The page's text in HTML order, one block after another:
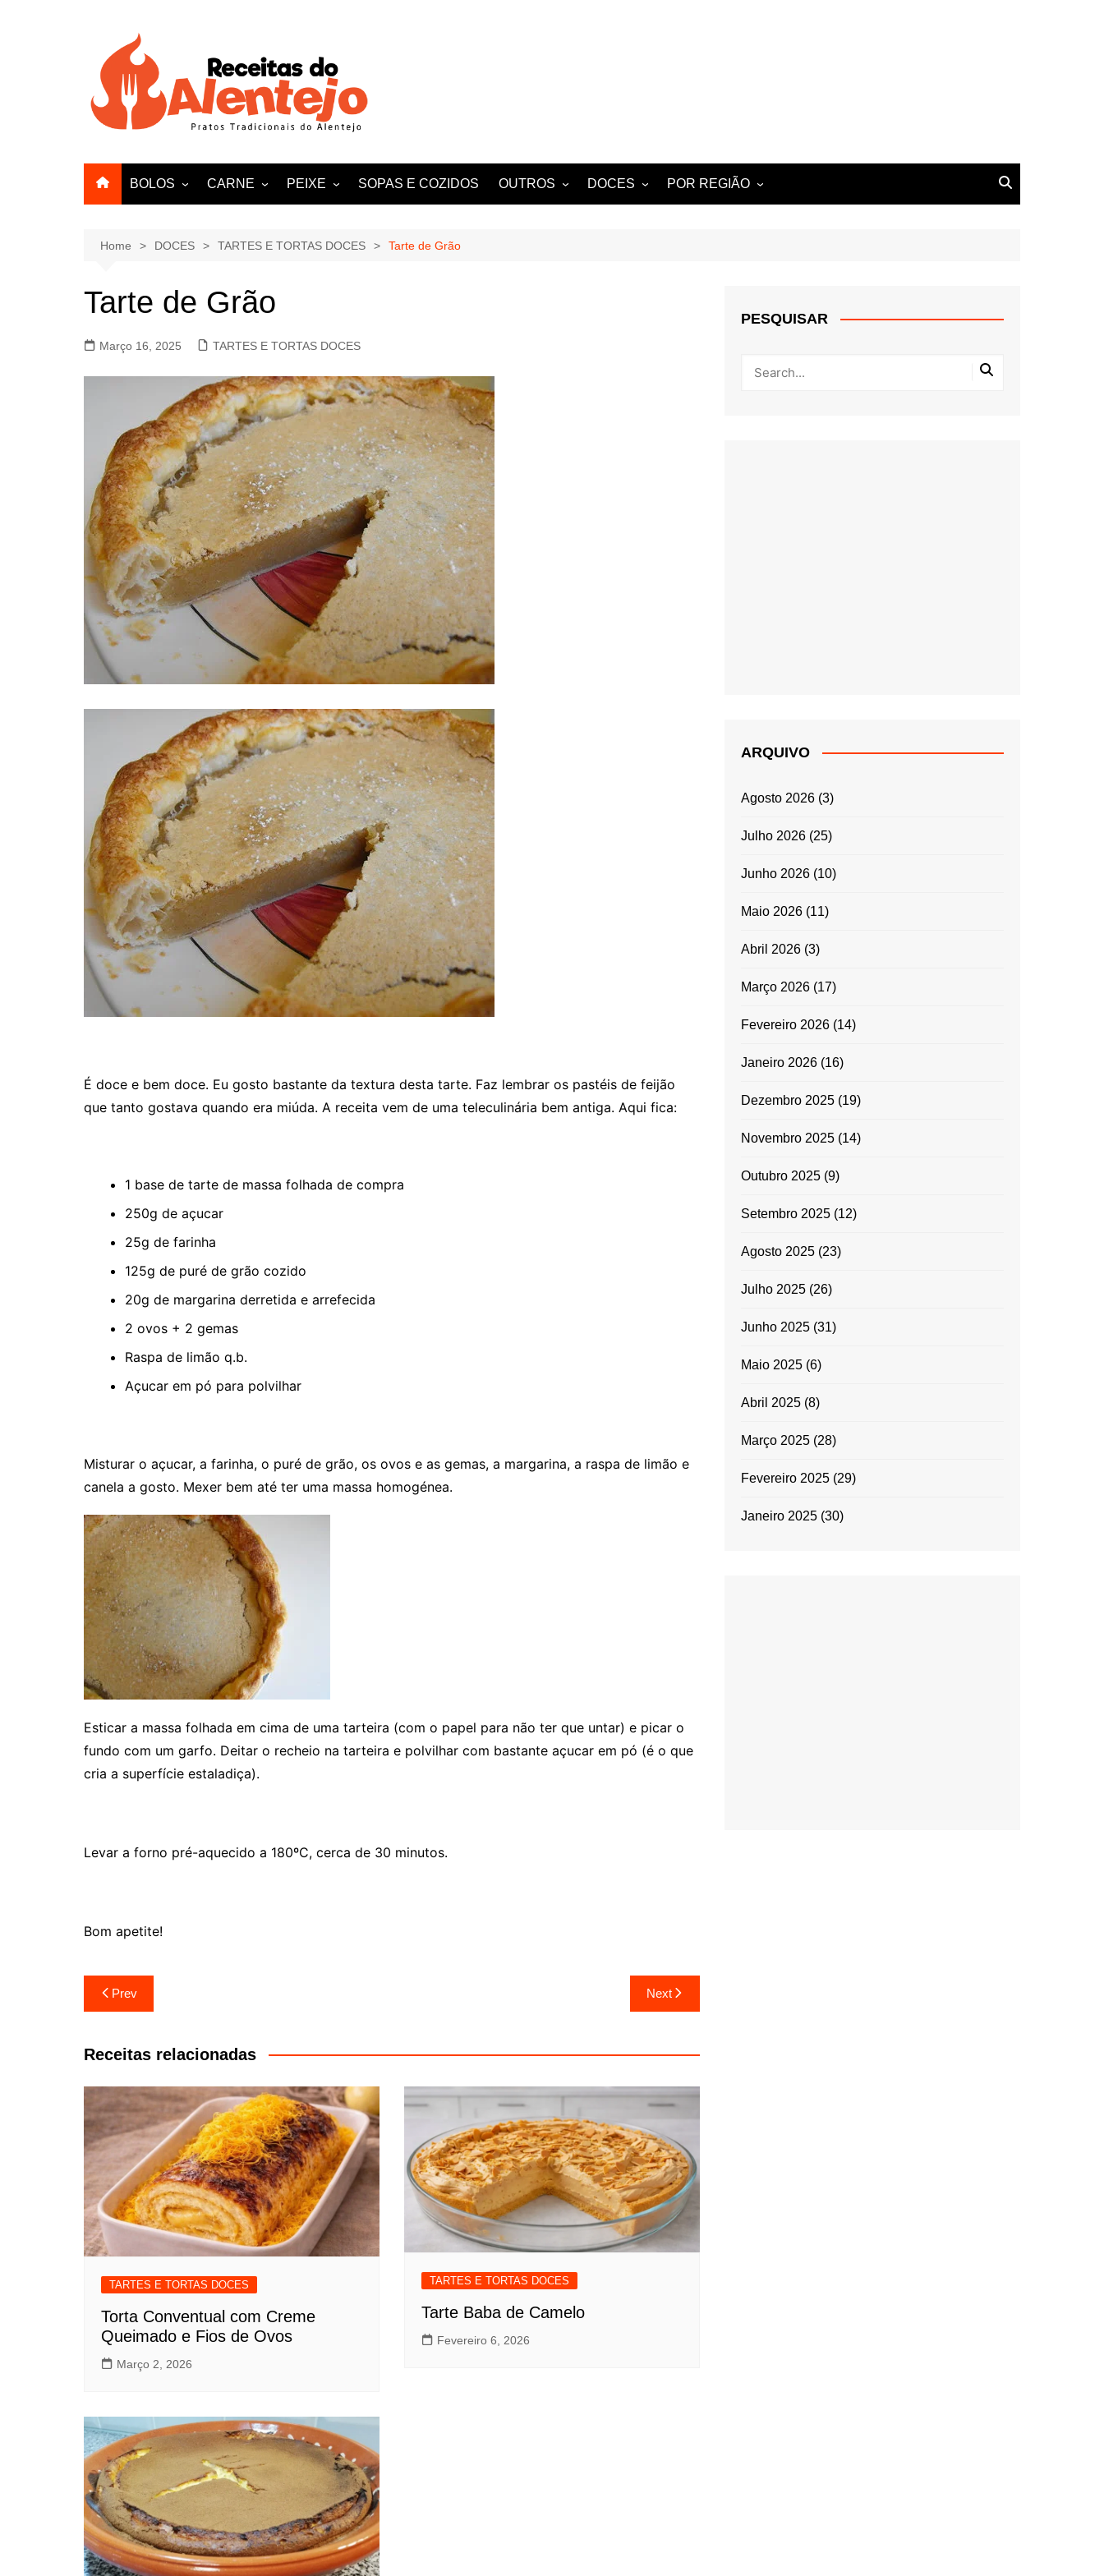
BOLOS CARNE
VACA
PATO
PERU
CABRITO
PORCO, LEITÃO E JAVALI
PEIXE SOPAS E COZIDOS OUTROS DOCES POR REGIÃO
Home DOCES TARTES E TORTAS DOCES Tarte de Grão
Tarte de Grão
Março 16, 2025 TARTES E TORTAS DOCES
É doce e bem doce. Eu gosto bastante da textura desta tarte. Faz lembrar os pastéis de feijão
que tanto gostava quando era miúda. A receita vem de uma teleculinária bem antiga. Aqui fica:
1 base de tarte de massa folhada de compra
250g de açucar
25g de farinha
125g de puré de grão cozido
20g de margarina derretida e arrefecida
2 ovos + 2 gemas
Raspa de limão q.b.
Açucar em pó para polvilhar
Misturar o açucar, a farinha, o puré de grão, os ovos e as gemas, a margarina, a raspa de limão e
canela a gosto. Mexer bem até ter uma massa homogénea.
Esticar a massa folhada em cima de uma tarteira (com o papel para não ter que untar) e picar o
fundo com um garfo. Deitar o recheio na tarteira e polvilhar com bastante açucar em pó (é o que
cria a superfície estaladiça).
Levar a forno pré-aquecido a 180ºC, cerca de 30 minutos.
Bom apetite!
Navegação
de
artigos
Prev Next
Receitas relacionadas
TARTES E TORTAS DOCES
Torta Conventual com Creme
Queimado e Fios de Ovos
Março 2, 2026
TARTES E TORTAS DOCES
Tarte Baba de Camelo
Fevereiro 6, 2026
PESQUISAR
ARQUIVO
Agosto 2026 (3)
Julho 2026 (25)
Junho 2026 (10)
Maio 2026 (11)
Abril 2026 (3)
Março 2026 (17)
Fevereiro 2026 (14)
Janeiro 2026 (16)
Dezembro 2025 (19)
Novembro 2025 (14)
Outubro 2025 (9)
Setembro 2025 (12)
Agosto 2025 (23)
Julho 2025 (26)
Junho 2025 (31)
Maio 2025 (6)
Abril 2025 (8)
Março 2025 (28)
Fevereiro 2025 (29)
Janeiro 2025 (30)